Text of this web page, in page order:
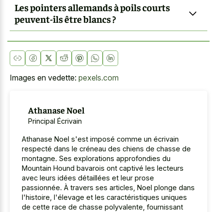
Les pointers allemands à poils courts
peuvent-ils être blancs ?
Images en vedette: pexels.com
Athanase Noel
Principal Écrivain
Athanase Noel s'est imposé comme un écrivain
respecté dans le créneau des chiens de chasse de
montagne. Ses explorations approfondies du
Mountain Hound bavarois ont captivé les lecteurs
avec leurs idées détaillées et leur prose
passionnée. À travers ses articles, Noel plonge dans
l'histoire, l'élevage et les caractéristiques uniques
de cette race de chasse polyvalente, fournissant